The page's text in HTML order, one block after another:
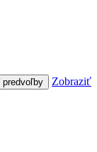
predvoľby
Zobraziť